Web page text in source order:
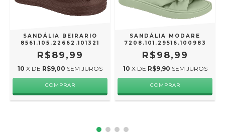
SANDÁLIA BEIRARIO
8561.105.22662.101321
R$89,99
10 X DE R$9,00 SEM JUROS
COMPRAR
SANDÁLIA MODARE
7208.101.29516.100983
R$98,99
10 X DE R$9,90 SEM JUROS
COMPRAR